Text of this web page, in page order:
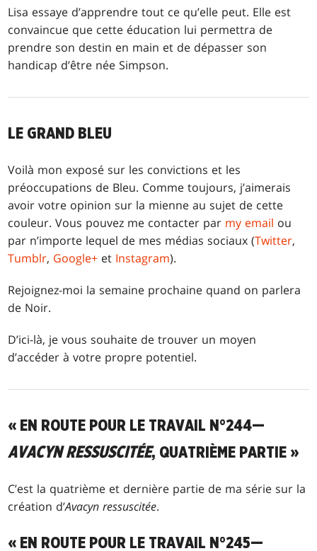
Lisa essaye d’apprendre tout ce qu’elle peut. Elle est
convaincue que cette éducation lui permettra de
prendre son destin en main et de dépasser son
handicap d’être née Simpson.
LE GRAND BLEU
Voilà mon exposé sur les convictions et les
préoccupations de Bleu. Comme toujours, j’aimerais
avoir votre opinion sur la mienne au sujet de cette
couleur. Vous pouvez me contacter par my email ou
par n’importe lequel de mes médias sociaux (Twitter,
Tumblr, Google+ et Instagram).
Rejoignez-moi la semaine prochaine quand on parlera
de Noir.
D’ici-là, je vous souhaite de trouver un moyen
d’accéder à votre propre potentiel.
« EN ROUTE POUR LE TRAVAIL N°244—
AVACYN RESSUSCITÉE, QUATRIÈME PARTIE »
C’est la quatrième et dernière partie de ma série sur la
création d’Avacyn ressuscitée.
« EN ROUTE POUR LE TRAVAIL N°245—